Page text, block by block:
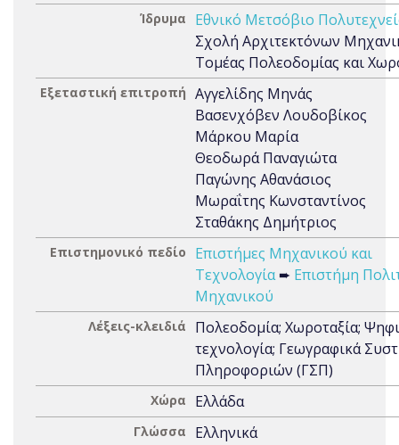
Ίδρυμα
Εθνικό Μετσόβιο
Σχολή Αρχιτεκτόνων
Τομέας Πολεοδομίας και
Εξεταστική επιτροπή Αγγελίδης Μηνάς
Βασενχόβεν Λουδοβίκος
Μάρκου Μαρία
Θεοδωρά Παναγιώτα
Παγώνης Αθανάσιος
Μωραΐτης Κωνσταντίνος
Σταθάκης Δημήτριος
Επιστημονικό πεδίο
Επιστήμες Μηχανικού και
Τεχνολογία➨ Επιστήμη
Μηχανικού
Λέξεις-κλειδιά
Πολεοδομία; Χωροταξία;
τεχνολογία; Γεωγραφικά
Πληροφοριών (ΓΣΠ)
Χώρα Ελλάδα
Γλώσσα Ελληνικά